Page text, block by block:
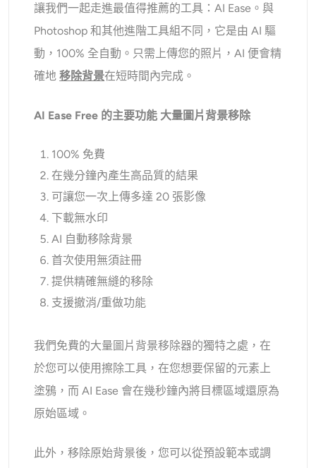
讓我們一起走進最值得推薦的工具：AI Ease。與
Photoshop 和其他進階工具組不同，它是由 AI 驅
動，100% 全自動。只需上傳您的照片，AI 便會精
確地移除背景在短時間內完成。
AI Ease Free 的主要功能 大量圖片背景移除
100% 免費
在幾分鐘內產生高品質的結果
可讓您一次上傳多達 20 張影像
下載無水印
AI 自動移除背景
首次使用無須註冊
提供精確無縫的移除
支援撤消/重做功能
我們免費的大量圖片背景移除器的獨特之處，在
於您可以使用擦除工具，在您想要保留的元素上
塗鴉，而 AI Ease 會在幾秒鐘內將目標區域還原為
原始區域。
此外，移除原始背景後，您可以從預設範本或調